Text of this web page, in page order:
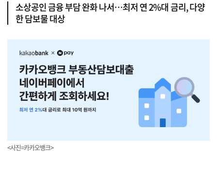
소상공인 금융 부담 완화 나서…최저 연 2%대 금리, 다양
한 담보물 대상
<사진=카카오뱅크>